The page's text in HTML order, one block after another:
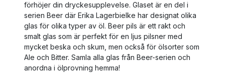
förhöjer din dryckesupplevelse. Glaset är en del i
serien Beer där Erika Lagerbielke har designat olika
glas för olika typer av öl. Beer pils är ett rakt och
smalt glas som är perfekt för en ljus pilsner med
mycket beska och skum, men också för ölsorter som
Ale och Bitter. Samla alla glas från Beer-serien och
anordna i ölprovning hemma!